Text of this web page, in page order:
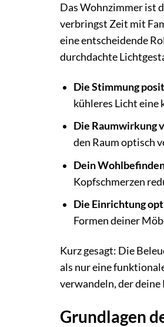
Das Wohnzimmer ist
verbringst Zeit mit
eine entscheidende
durchdachte
Die Stimmung
kühleres Licht eine
Die Raumwirkung
den Raum optisch
Dein
Kopfschmerzen
Die Einrichtung
Formen deiner
Kurz gesagt: Die
als nur eine
verwandeln, der
Grundlagen